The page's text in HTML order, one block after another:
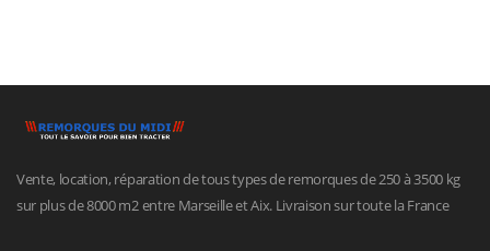
Vente, location, réparation de tous types de remorques de 250 à 3500 kg
sur plus de 8000 m2 entre Marseille et Aix. Livraison sur toute la France